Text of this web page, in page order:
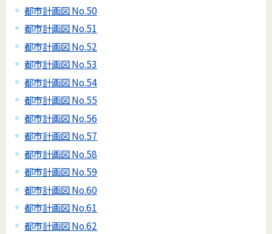
都市計画図 No.50
都市計画図 No.51
都市計画図 No.52
都市計画図 No.53
都市計画図 No.54
都市計画図 No.55
都市計画図 No.56
都市計画図 No.57
都市計画図 No.58
都市計画図 No.59
都市計画図 No.60
都市計画図 No.61
都市計画図 No.62